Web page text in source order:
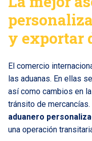
y exportar
El comercio
las aduanas. En ellas
así como cambios en
tránsito de mercancías.
aduanero
una operación